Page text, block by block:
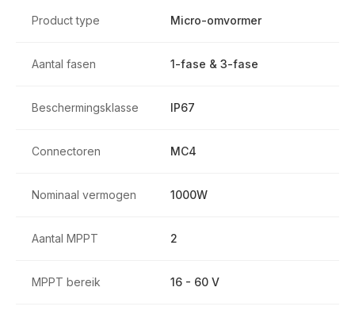
Product type Micro-omvormer
Aantal fasen 1-fase & 3-fase
Beschermingsklasse IP67
Connectoren MC4
Nominaal vermogen 1000W
Aantal MPPT 2
MPPT bereik 16 - 60 V